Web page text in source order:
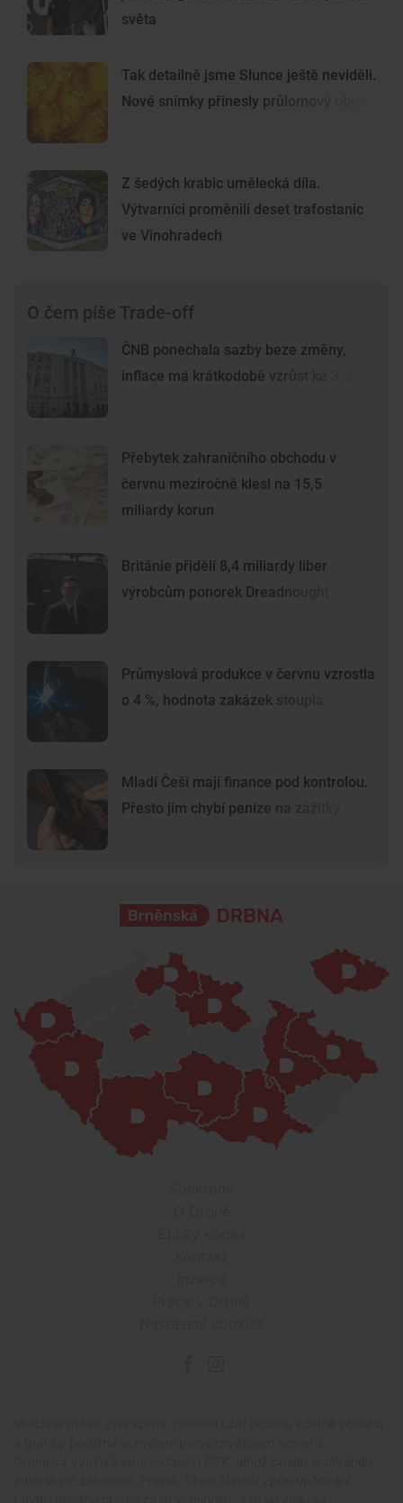
světa
Tak detailně jsme Slunce ještě neviděli.
Nové snímky přinesly průlomový objev
Z šedých krabic umělecká díla.
Výtvarníci proměnili deset trafostanic
ve Vinohradech
O čem píše Trade-off
ČNB ponechala sazby beze změny,
inflace má krátkodobě vzrůst ke 3 %
Přebytek zahraničního obchodu v
červnu meziročně klesl na 15,5
miliardy korun
Británie přidělí 8,4 miliardy liber
výrobcům ponorek Dreadnought
Průmyslová produkce v červnu vzrostla
o 4 %, hodnota zakázek stoupla
Mladí Češi mají finance pod kontrolou.
Přesto jim chybí peníze na zážitky